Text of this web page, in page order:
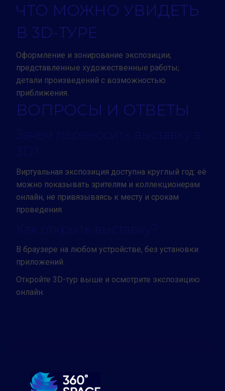
ЧТО МОЖНО УВИДЕТЬ
В 3D-ТУРЕ
Оформление и зонирование экспозиции;
представленные художественные работы;
детали произведений с возможностью
приближения.
ВОПРОСЫ И ОТВЕТЫ
Зачем переносить выставку в
3D?
Виртуальная экспозиция доступна круглый год: её
можно показывать зрителям и коллекционерам
онлайн, не привязываясь к месту и срокам
проведения.
Как открыть выставку?
В браузере на любом устройстве, без установки
приложений.
Откройте 3D-тур выше и осмотрите экспозицию
онлайн.